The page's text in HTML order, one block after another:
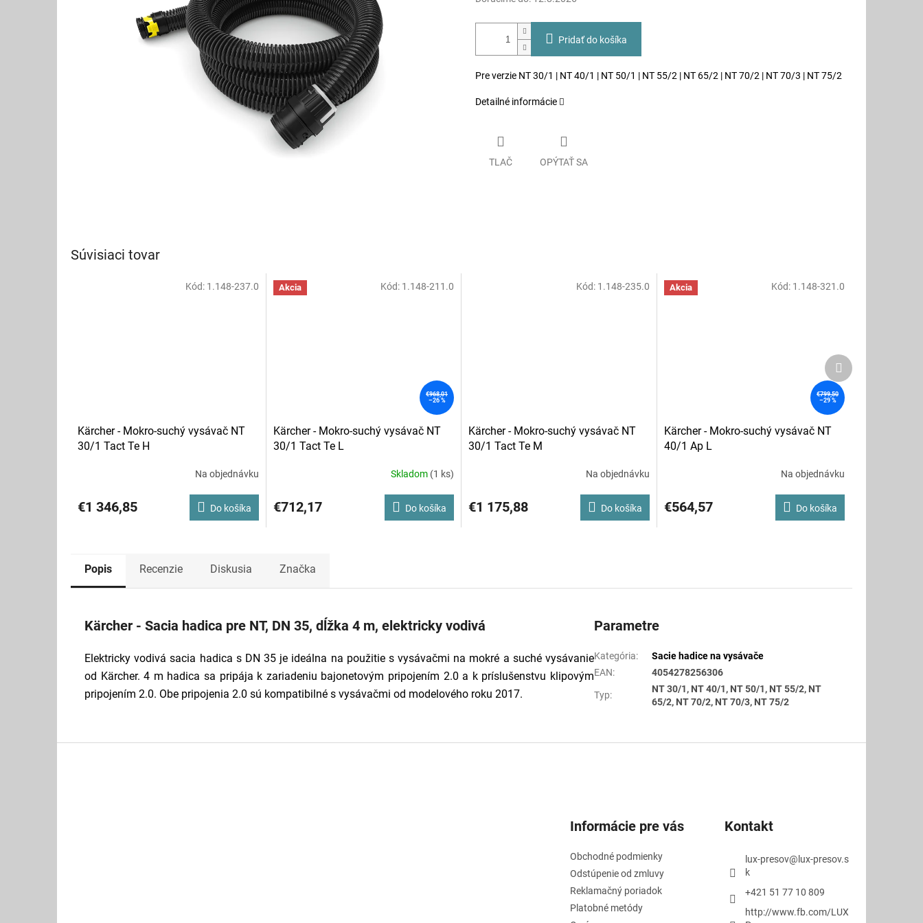
Pridať do košíka
Pre verzie NT 30/1 | NT 40/1 | NT 50/1 | NT 55/2 | NT 65/2 | NT 70/2 | NT 70/3 | NT 75/2
Detailné informácie
TLAČ OPÝTAŤ SA
Súvisiaci tovar
Kärcher - Mokro-suchý vysávač NT
30/1 Tact Te H
Na objednávku
€1 346,85 Do košíka
Kód: 1.148-237.0 Akcia
€968,01
–26 %
Kärcher - Mokro-suchý vysávač NT
30/1 Tact Te L
Skladom (1 ks)
€712,17 Do košíka
Kód: 1.148-211.0
Kärcher - Mokro-suchý vysávač NT
30/1 Tact Te M
Na objednávku
€1 175,88 Do košíka
Kód: 1.148-235.0 Akcia
€799,50
–29 %
Kärcher - Mokro-suchý vysávač NT
40/1 Ap L
Na objednávku
€564,57 Do košíka
Kód: 1.148-321.0
Ďalší
produkt
Popis Recenzie Diskusia Značka
Kärcher - Sacia hadica pre NT, DN 35, dĺžka 4 m, elektricky vodivá
Elektricky vodivá sacia hadica s DN 35 je ideálna na použitie s vysávačmi na mokré a suché vysávanie
od Kärcher. 4 m hadica sa pripája k zariadeniu bajonetovým pripojením 2.0 a k príslušenstvu klipovým
pripojením 2.0. Obe pripojenia 2.0 sú kompatibilné s vysávačmi od modelového roku 2017.
Parametre
Kategória:
Sacie hadice na vysávače
EAN: 4054278256306
Typ:
NT 30/1, NT 40/1, NT 50/1, NT 55/2, NT
65/2, NT 70/2, NT 70/3, NT 75/2
Informácie pre vás
Obchodné podmienky
Odstúpenie od zmluvy
Reklamačný poriadok
Platobné metódy
Kontakt
lux-presov@lux-presov.s
k
+421 51 77 10 809
http://www.fb.com/LUX